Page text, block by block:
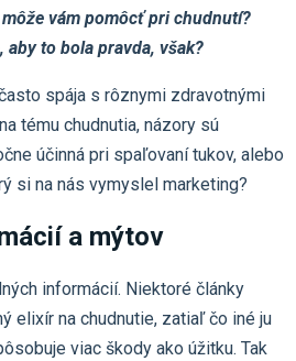
vám pomôcť pri chudnutí?
to bola pravda, však?
spája s rôznymi zdravotnými
tému chudnutia, názory sú
účinná pri spaľovaní tukov, alebo
si na nás vymyslel marketing?
a mýtov
informácií. Niektoré články
elixír na chudnutie, zatiaľ čo iné ju
viac škody ako úžitku. Tak